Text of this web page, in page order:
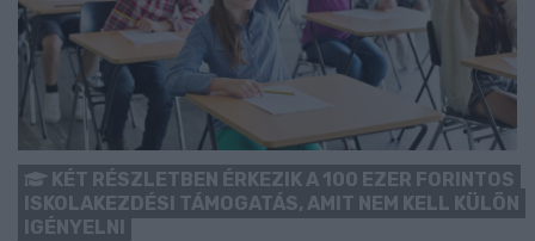
KÉT RÉSZLETBEN ÉRKEZIK A 100 EZER FORINTOS
ISKOLAKEZDÉSI TÁMOGATÁS, AMIT NEM KELL KÜLÖN
IGÉNYELNI